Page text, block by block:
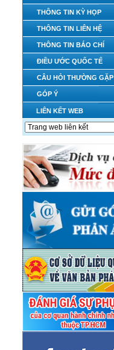
THÔNG TIN KỲ HỌP
THÔNG TIN LIÊN HỆ
THÔNG TIN BÁO CHÍ
ĐIỀU ƯỚC QUỐC TẾ
CÂU HỎI THƯỜNG GẶP
GÓP Ý
LIÊN KẾT WEB